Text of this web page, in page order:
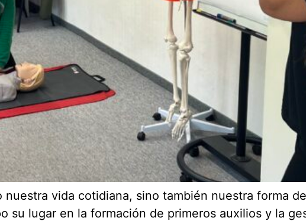
vida cotidiana, sino también nuestra forma
su lugar en la formación de primeros auxilios y la